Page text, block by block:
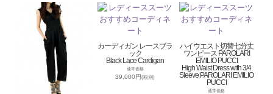
カーディガン レースブラ
ック
Black Lace Cardigan
通常価格
39,000円(税別)
ハイウエスト切替七分丈
ワンピース PAROLARI
EMILIO PUCCI
High Waist Dress with 3/4
Sleeve PAROLARI EMILIO
PUCCI
通常価格